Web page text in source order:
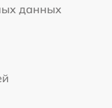
данных